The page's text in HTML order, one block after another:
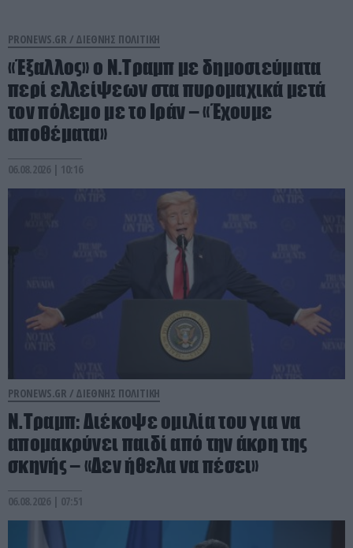
PRONEWS.GR / ΔΙΕΘΝΗΣ ΠΟΛΙΤΙΚΗ
«Έξαλλος» ο Ν.Τραμπ με δημοσιεύματα
περί ελλείψεων στα πυρομαχικά μετά
τον πόλεμο με το Ιράν – «Έχουμε
αποθέματα»
06.08.2026 | 10:16
PRONEWS.GR / ΔΙΕΘΝΗΣ ΠΟΛΙΤΙΚΗ
Ν.Τραμπ: Διέκοψε ομιλία του για να
απομακρύνει παιδί από την άκρη της
σκηνής – «Δεν ήθελα να πέσει»
06.08.2026 | 07:51